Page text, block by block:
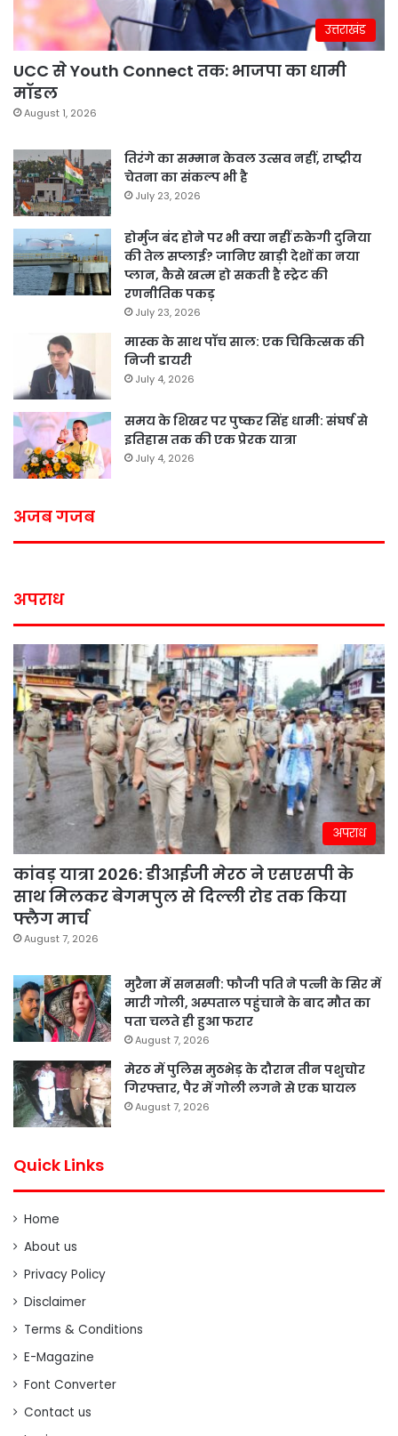
उत्तराखंड
UCC से Youth Connect तक: भाजपा का धामी
मॉडल
August 1, 2026
तिरंगे का सम्मान केवल उत्सव नहीं, राष्ट्रीय
चेतना का संकल्प भी है
July 23, 2026
होर्मुज बंद होने पर भी क्या नहीं रुकेगी दुनिया
की तेल सप्लाई? जानिए खाड़ी देशों का नया
प्लान, कैसे खत्म हो सकती है स्ट्रेट की
रणनीतिक पकड़
July 23, 2026
मास्क के साथ पॉच साल: एक चिकित्सक की
निजी डायरी
July 4, 2026
समय के शिखर पर पुष्कर सिंह धामी: संघर्ष से
इतिहास तक की एक प्रेरक यात्रा
July 4, 2026
अजब गजब
अपराध
अपराध
कांवड़ यात्रा 2026: डीआईजी मेरठ ने एसएसपी के
साथ मिलकर बेगमपुल से दिल्ली रोड तक किया
फ्लैग मार्च
August 7, 2026
मुरैना में सनसनी: फौजी पति ने पत्नी के सिर में
मारी गोली, अस्पताल पहुंचाने के बाद मौत का
पता चलते ही हुआ फरार
August 7, 2026
मेरठ में पुलिस मुठभेड़ के दौरान तीन पशुचोर
गिरफ्तार, पैर में गोली लगने से एक घायल
August 7, 2026
Quick Links
Home
About us
Privacy Policy
Disclaimer
Terms & Conditions
E-Magazine
Font Converter
Contact us